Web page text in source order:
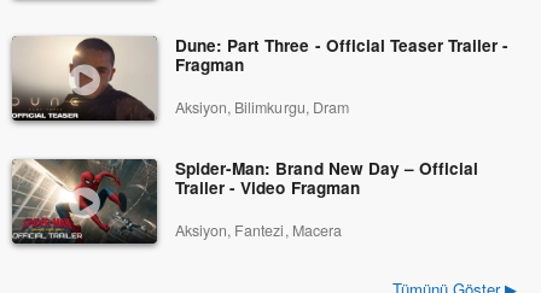
Dune: Part Three - Official Teaser Trailer -
Fragman
Aksiyon, Bilimkurgu, Dram
Spider-Man: Brand New Day – Official
Trailer - Video Fragman
Aksiyon, Fantezi, Macera